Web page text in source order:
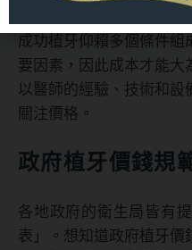
成功植牙仰賴多個條件
要因素，因此成本才能大
以醫師的經驗、技術和設
關注價格。
政府植牙價錢規
各地政府的衛生局皆有
表」。想知道政府植牙價